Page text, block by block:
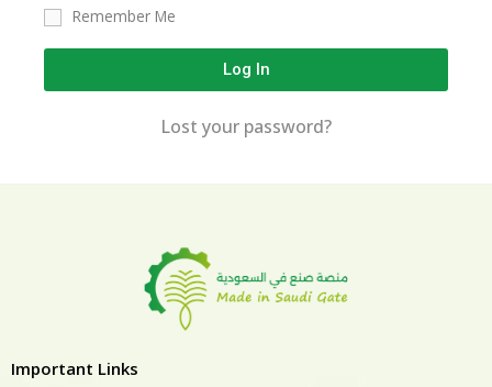
Remember Me
Log In
Lost your password?
Important Links